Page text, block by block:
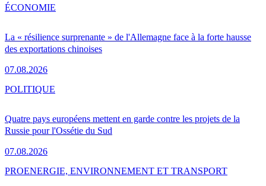
La « résilience surprenante » de l'Allemagne face à la forte hausse
des exportations chinoises
07.08.2026
ÉCONOMIE
Quatre pays européens mettent en garde contre les projets de la
Russie pour l'Ossétie du Sud
07.08.2026
POLITIQUE
PROENERGIE, ENVIRONNEMENT ET TRANSPORT